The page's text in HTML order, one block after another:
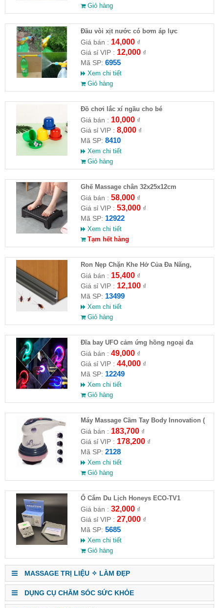
Giỏ hàng
Đầu vòi xịt nước có bơm áp lực
Giá bán : 14,000₫
Giá sỉ VIP : 12,000₫
Mã SP: 6955
Xem chi tiết
Giỏ hàng
Đồ chơi lắc xí ngầu cho bé
Giá bán : 10,000₫
Giá sỉ VIP : 8,000₫
Mã SP: 8410
Xem chi tiết
Giỏ hàng
Ghế Massage chân 32x25x12cm
Giá bán : 58,000₫
Giá sỉ VIP : 53,000₫
Mã SP: 12922
Xem chi tiết
Tạm hết hàng
Ron Nẹp Chặn Khe Hở Của Đa Năng,
Chống Côn Trùng( HĐ )
Giá bán : 15,400₫
Giá sỉ VIP : 12,100₫
Mã SP: 13499
Xem chi tiết
Giỏ hàng
Đĩa bay UFO cảm ứng hồng ngoại đa
chiều tự động bay về
Giá bán : 49,000₫
Giá sỉ VIP : 44,000₫
Mã SP: 12249
Xem chi tiết
Giỏ hàng
Máy Massage Cầm Tay Body Innovation (
HĐ )
Giá bán : 183,700₫
Giá sỉ VIP : 178,200₫
Mã SP: 2128
Xem chi tiết
Giỏ hàng
Ổ Cắm Du Lịch Honeys ECO-TV1
Giá bán : 32,000₫
Giá sỉ VIP : 27,000₫
Mã SP: 5685
Xem chi tiết
Giỏ hàng
MASSAGE TRỊ LIỆU ✧ LÀM ĐẸP
DỤNG CỤ CHĂM SÓC SỨC KHỎE